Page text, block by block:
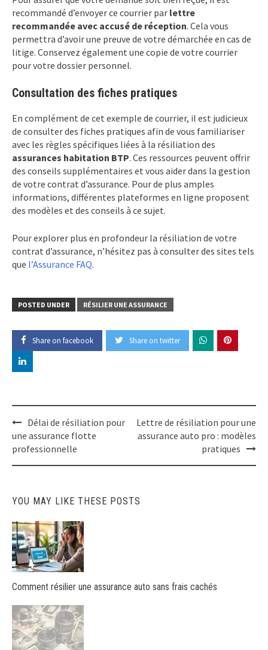
recommandé d’envoyer ce courrier par lettre
recommandée avec accusé de réception. Cela vous
permettra d’avoir une preuve de votre démarchée en cas de
litige. Conservez également une copie de votre courrier
pour votre dossier personnel.
Consultation des fiches pratiques
En complément de cet exemple de courrier, il est judicieux
de consulter des fiches pratiques afin de vous familiariser
avec les règles spécifiques liées à la résiliation des
assurances habitation BTP. Ces ressources peuvent offrir
des conseils supplémentaires et vous aider dans la gestion
de votre contrat d’assurance. Pour de plus amples
informations, différentes plateformes en ligne proposent
des modèles et des conseils à ce sujet.
Pour explorer plus en profondeur la résiliation de votre
contrat d’assurance, n’hésitez pas à consulter des sites tels
que l’Assurance FAQ.
POSTED UNDER RÉSILIER UNE ASSURANCE
Share on facebook Share on twitter
Post
navigation
Délai de résiliation pour
une assurance flotte
professionnelle
Lettre de résiliation pour une
assurance auto pro : modèles
pratiques
YOU MAY LIKE THESE POSTS
Comment résilier une assurance auto sans frais cachés